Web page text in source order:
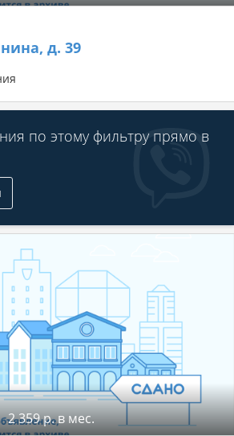
д. 39
по этому фильтру прямо в
2 359 р. в мес.